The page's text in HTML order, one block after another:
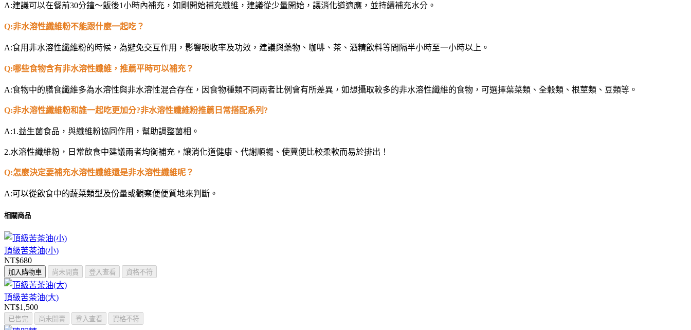
A:建議可以在餐前30分鐘～飯後1小時內補充，如剛開始補充纖維，建議從少量開始，讓消化道適應，並持續補充水分。
Q:非水溶性纖維粉不能跟什麼一起吃？
A:食用非水溶性纖維粉的時候，為避免交互作用，影響吸收率及功效，建議與藥物、咖啡、茶、酒精飲料等間隔半小時至一小時以上。
Q:哪些食物含有非水溶性纖維，推薦平時可以補充？
A:食物中的膳食纖維多為水溶性與非水溶性混合存在，因食物種類不同兩者比例會有所差異，如想攝取較多的非水溶性纖維的食物，可選擇葉菜類、全榖類、根莖類、豆類等。
Q:非水溶性纖維粉和誰一起吃更加分?非水溶性纖維粉推薦日常搭配系列?
A:1.益生菌食品，與纖維粉協同作用，幫助調整菌相。
2.水溶性纖維粉，日常飲食中建議兩者均衡補充，讓消化道健康、代謝順暢、使糞便比較柔軟而易於排出！
Q:怎麼決定要補充水溶性纖維還是非水溶性纖維呢？
A:可以從飲食中的蔬菜類型及份量或觀察便便質地來判斷。
相關商品
頂級苦茶油(小)
NT$680
加入購物車 尚未開賣 登入查看 資格不符
頂級苦茶油(大)
NT$1,500
已售完 尚未開賣 登入查看 資格不符